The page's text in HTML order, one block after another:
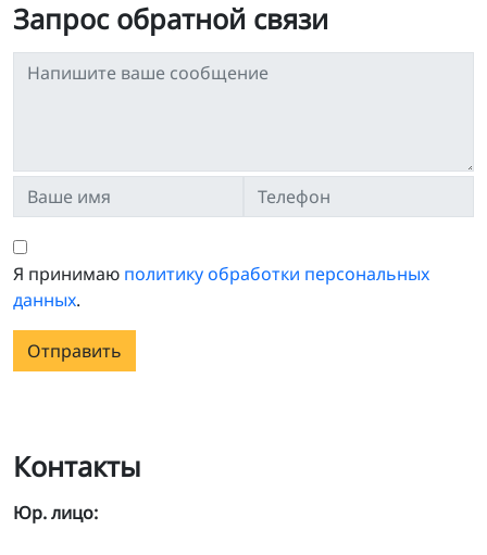
Запрос обратной связи
Я принимаю политику обработки персональных
данных.
Отправить
Контакты
Юр. лицо: